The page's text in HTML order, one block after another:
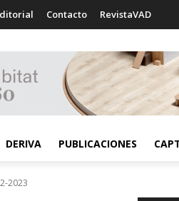
Contacto RevistaVAD
DERIVA PUBLICACIONES
2023